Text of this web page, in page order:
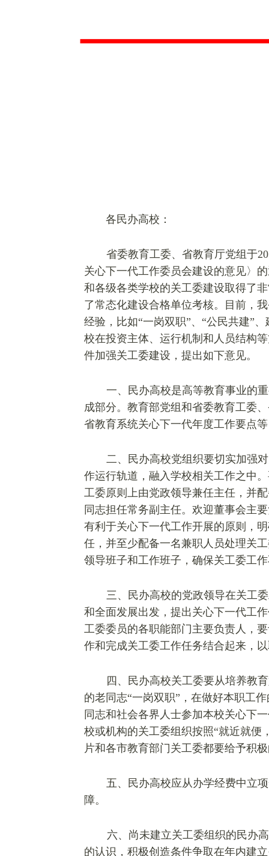
各民办高校：
省委教育工委、省教育厅党组于
关心下一代工作委员会建设的意见〉
和各级各类学校的关工委建设取得了
了常态化建设合格单位考核。目前，
经验，比如“一岗双职”、“公民共建”
校在投资主体、运行机制和人员结构
件加强关工委建设，提出如下意见。
一、民办高校是高等教育事业的
成部分。教育部党组和省委教育工委
省教育系统关心下一代年度工作要点
二、民办高校党组织要切实加强
作运行轨道，融入学校相关工作之中
工委原则上由党政领导兼任主任，并
同志担任常务副主任。欢迎董事会主
有利于关心下一代工作开展的原则，
任，并至少配备一名兼职人员处理关
领导班子和工作班子，确保关工委工
三、民办高校的党政领导在关工
和全面发展出发，提出关心下一代工
工委委员的各职能部门主要负责人，
作和完成关工委工作任务结合起来，
四、民办高校关工委要从培养教
的老同志“一岗双职”，在做好本职工
同志和社会各界人士参加本校关心下
校或机构的关工委组织按照“就近就便
片和各市教育部门关工委都要给予积
五、民办高校应从办学经费中立
障。
六、尚未建立关工委组织的民办
的认识，积极创造条件争取在年内建